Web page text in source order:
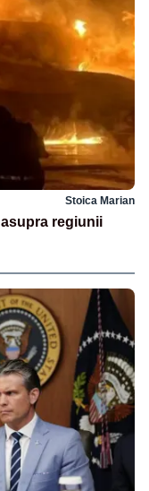
Stoica Marian
regiunii